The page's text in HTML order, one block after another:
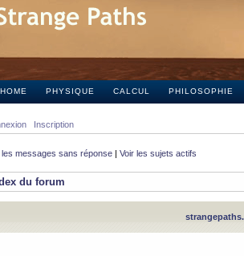
HOME PHYSIQUE CALCUL PHILOSOPHIE
Inscription
les messages sans réponse | Voir les sujets actifs
du forum